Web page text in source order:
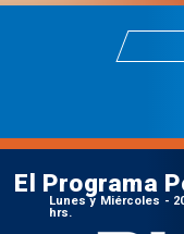
El Programa
Lunes y Miércoles -
hrs.